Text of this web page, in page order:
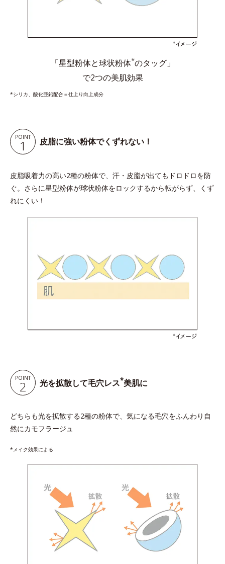
「星型粉体と球状粉体*のタッグ」
で2つの美肌効果
*シリカ、酸化亜鉛配合＝仕上り向上成分
POINT
1 皮脂に強い粉体でくずれない！
皮脂吸着力の高い2種の粉体で、汗・皮脂が出てもドロドロを防
ぐ。さらに星型粉体が球状粉体をロックするから転がらず、くず
れにくい！
POINT
2 光を拡散して毛穴レス*美肌に
どちらも光を拡散する2種の粉体で、気になる毛穴をふんわり自
然にカモフラージュ
*メイク効果による